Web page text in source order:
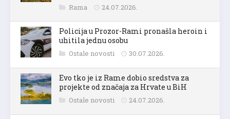
Rama 24.07.2026.
Policija u Prozor-Rami pronašla heroin i
uhitila jednu osobu
Ostale novosti 30.07.2026.
Evo tko je iz Rame dobio sredstva za
projekte od značaja za Hrvate u BiH
Ostale novosti 24.07.2026.